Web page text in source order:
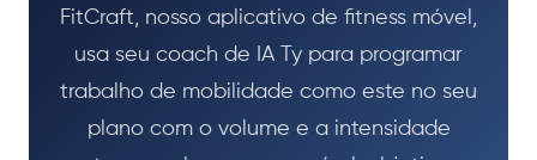
FitCraft, nosso aplicativo de fitness móvel,
usa seu coach de IA Ty para programar
trabalho de mobilidade como este no seu
plano com o volume e a intensidade